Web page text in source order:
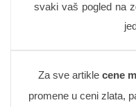
svaki vaš pogled na
Za sve artikle cene
promene u ceni zlata,